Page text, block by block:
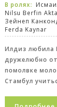
В ролях:
Nilsu Berfin
Зейнеп
Ferda Kaynar
Илдиз любила
дружелюбно
помолвке
Стамбул